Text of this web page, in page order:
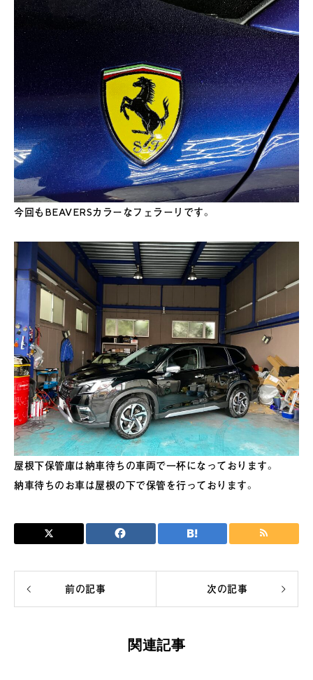
今回もBEAVERSカラーなフェラーリです。
屋根下保管庫は納車待ちの車両で一杯になっております。
納車待ちのお車は屋根の下で保管を行っております。
前の記事 次の記事
関連記事